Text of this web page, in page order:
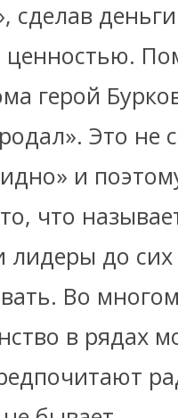
сделав
герой
Это не
и
что
лидеры до
Во
в рядах